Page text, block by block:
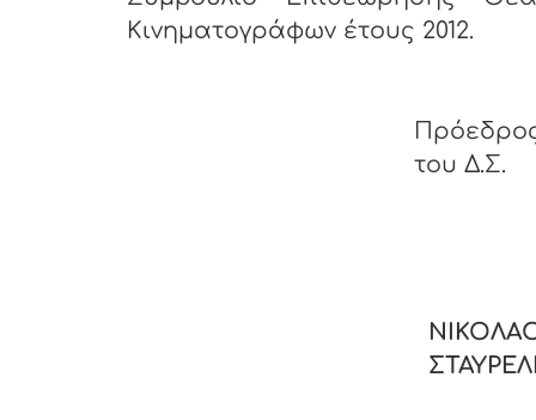
Κινηματογράφων έτους 2012.
του Δ.Σ.